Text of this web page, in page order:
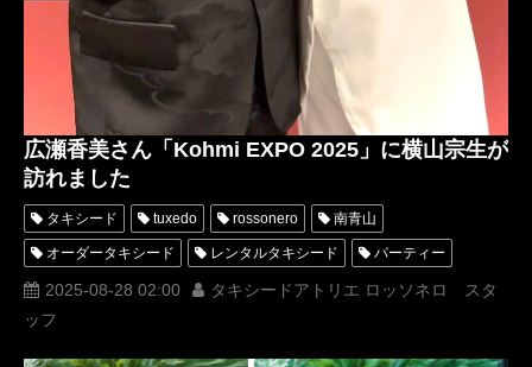
広瀬香美さん「Kohmi EXPO 2025」に横山宗生が
訪れました
タキシード tuxedo rossonero 南青山
オーダータキシード レンタルタキシード パーティー
ロッソネロ 横山宗生 MUNETAKAYOKOYAMA
タキシードアトリエ ロッソネロ
Tuxedo Atelier ROSSO NERO オーダータキシード東京
2025-08-28 02:00
タキシードアトリエ ロッソネロ スタ
ッフ